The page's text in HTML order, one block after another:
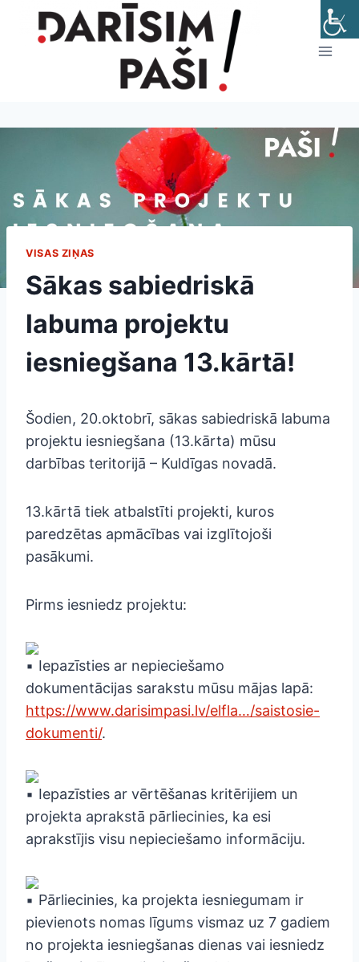
VISAS ZIŅAS
Sākas sabiedriskā
labuma projektu
iesniegšana 13.kārtā!
Šodien, 20.oktobrī, sākas sabiedriskā labuma
projektu iesniegšana (13.kārta) mūsu
darbības teritorijā – Kuldīgas novadā.
13.kārtā tiek atbalstīti projekti, kuros
paredzētas apmācības vai izglītojoši
pasākumi.
Pirms iesniedz projektu:
Iepazīsties ar nepieciešamo
dokumentācijas sarakstu mūsu mājas lapā:
https://www.darisimpasi.lv/elfla…/saistosie-
dokumenti/.
Iepazīsties ar vērtēšanas kritērijiem un
projekta aprakstā pārliecinies, ka esi
aprakstījis visu nepieciešamo informāciju.
Pārliecinies, ka projekta iesniegumam ir
pievienots nomas līgums vismaz uz 7 gadiem
no projekta iesniegšanas dienas vai iesniedz